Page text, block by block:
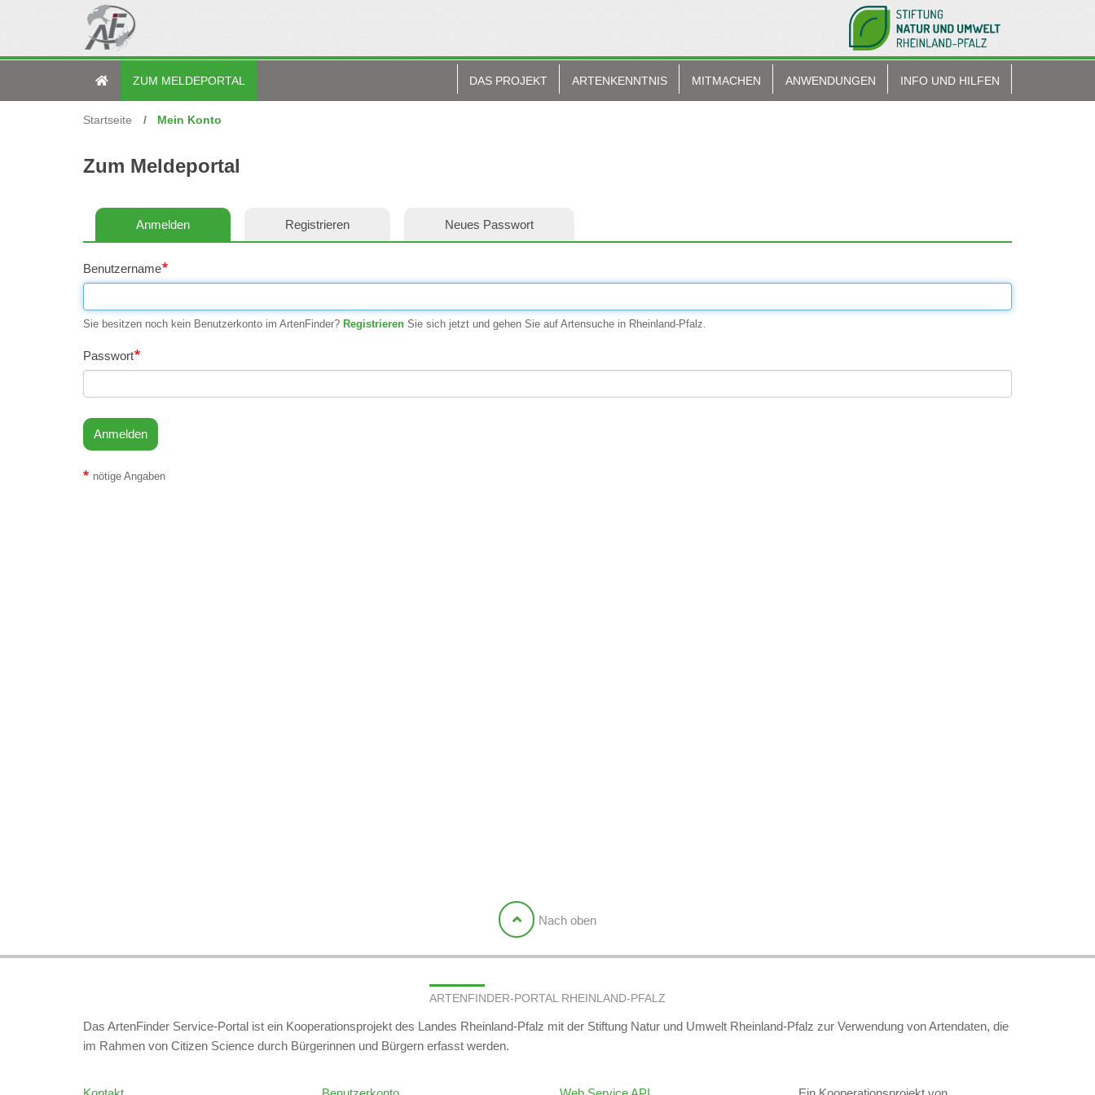
Hauptmenü
links
-
Meldeportal
(Für
Nutzer)
ZUM MELDEPORTAL
Hauptmenü
-
AFSP
Pfalz
DAS PROJEKT ARTENKENNTNIS MITMACHEN ANWENDUNGEN INFO UND HILFEN
Startseite Mein Konto
Zum Meldeportal
Primary
tabs
Anmelden Registrieren Neues Passwort
Benutzername
Sie besitzen noch kein Benutzerkonto im ArtenFinder? Registrieren Sie sich jetzt und gehen Sie auf Artensuche in Rheinland-Pfalz.
Passwort
Anmelden
nötige Angaben
Nach oben
ARTENFINDER-PORTAL RHEINLAND-PFALZ
Das ArtenFinder Service-Portal ist ein Kooperationsprojekt des Landes Rheinland-Pfalz mit der Stiftung Natur und Umwelt Rheinland-Pfalz zur Verwendung von Artendaten, die
im Rahmen von Citizen Science durch Bürgerinnen und Bürgern erfasst werden.